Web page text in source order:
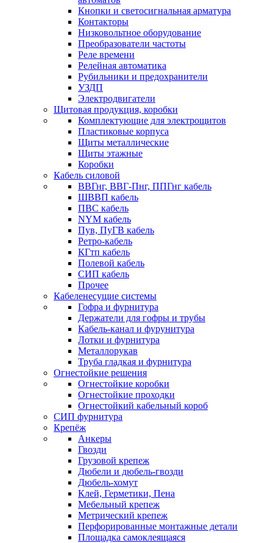
Кнопки и светосигнальная арматура
Контакторы
Низковольтное оборудование
Преобразователи частоты
Реле времени
Релейная автоматика
Рубильники и предохранители
УЗДП
Электродвигатели
Щитовая продукция, коробки
Комплектующие для электрощитов
Пластиковые корпуса
Щиты металлические
Щиты этажные
Коробки
Кабель силовой
ВВГнг, ВВГ-Пнг, ППГнг кабель
ШВВП кабель
ПВС кабель
NYM кабель
Пув, ПуГВ кабель
Ретро-кабель
КГтп кабель
Полевой кабель
СИП кабель
Прочее
Кабеленесущие системы
Гофра и фурнитура
Держатели для гофры и трубы
Кабель-канал и фурунитура
Лотки и фурнитура
Металлорукав
Труба гладкая и фурнитура
Огнестойкие решения
Огнестойкие коробки
Огнестойкие проходки
Огнестойкий кабельный короб
СИП фурнитура
Крепёж
Анкеры
Гвозди
Грузовой крепеж
Дюбели и дюбель-гвозди
Дюбель-хомут
Клей, Герметики, Пена
Мебельный крепеж
Метрический крепеж
Перфорированные монтажные детали
Площадка самоклеящаяся